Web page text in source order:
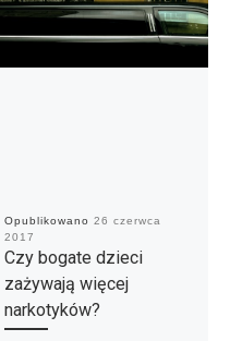
Opublikowano 26 czerwca
2017
Czy bogate dzieci
zażywają więcej
narkotyków?